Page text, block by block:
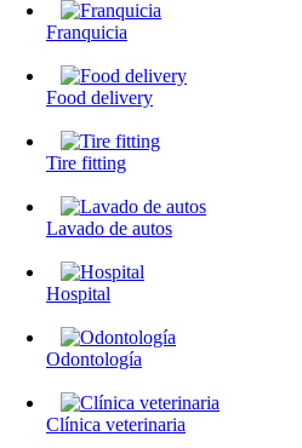
Franquicia
Food delivery
Tire fitting
Lavado de autos
Hospital
Odontología
Clínica veterinaria